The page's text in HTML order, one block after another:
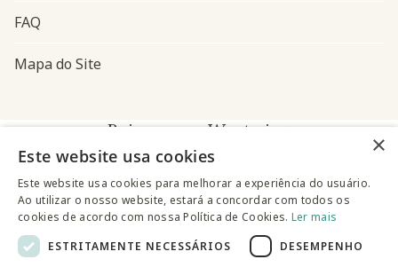
FAQ
Mapa do Site
Baixe o app Westwing
×
Este website usa cookies
Este website usa cookies para melhorar a experiência do usuário.
Ao utilizar o nosso website, estará a concordar com todos os
cookies de acordo com nossa Política de Cookies. Ler mais
ESTRITAMENTE NECESSÁRIOS
DESEMPENHO